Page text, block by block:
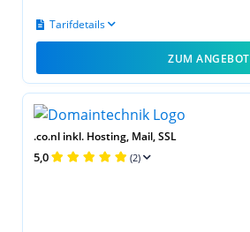
Tarifdetails
ZUM ANGEBOT
.co.nl inkl. Hosting, Mail, SSL
5,0 (2)